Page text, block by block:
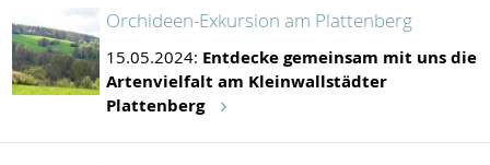
Orchideen-Exkursion am Plattenberg
15.05.2024: Entdecke gemeinsam mit uns die
Artenvielfalt am Kleinwallstädter
Plattenberg